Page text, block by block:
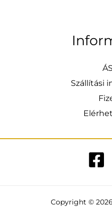
Szállítási
Copyright ©